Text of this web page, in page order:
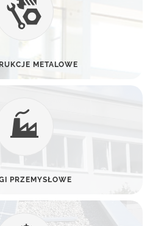
METALOWE
PRZEMYSŁOWE